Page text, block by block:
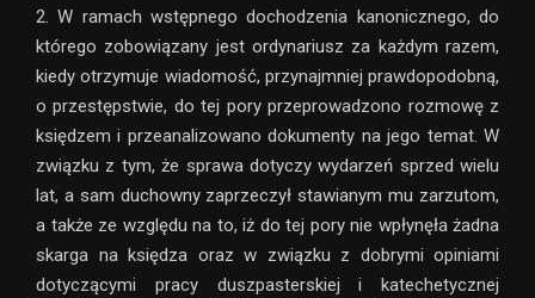
2. W ramach wstępnego dochodzenia kanonicznego, do
którego zobowiązany jest ordynariusz za każdym razem,
kiedy otrzymuje wiadomość, przynajmniej prawdopodobną,
o przestępstwie, do tej pory przeprowadzono rozmowę z
księdzem i przeanalizowano dokumenty na jego temat. W
związku z tym, że sprawa dotyczy wydarzeń sprzed wielu
lat, a sam duchowny zaprzeczył stawianym mu zarzutom,
a także ze względu na to, iż do tej pory nie wpłynęła żadna
skarga na księdza oraz w związku z dobrymi opiniami
dotyczącymi pracy duszpasterskiej i katechetycznej